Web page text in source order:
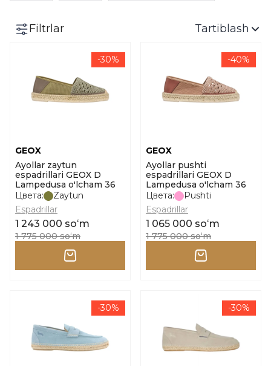
Filtrlar Tartiblash
-30%
GEOX
Ayollar zaytun
espadrillari GEOX D
Lampedusa o'lcham 36
Цвета:
Zaytun
Espadrillar
1 243 000 soʻm
1 775 000 soʻm
-40%
GEOX
Ayollar pushti
espadrillari GEOX D
Lampedusa o'lcham 36
Цвета:
Pushti
Espadrillar
1 065 000 soʻm
1 775 000 soʻm
-30% -30%